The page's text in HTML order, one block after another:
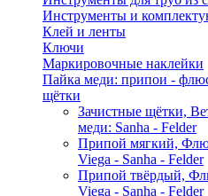
Инструменты и
Клей и ленты
Ключи
Маркировочные наклейки
Пайка меди: припои -
щётки
Зачистные щётки,
меди: Sanha - Felder
Припой мягкий,
Viega - Sanha - Felder
Припой твёрдый,
Viega - Sanha - Felder